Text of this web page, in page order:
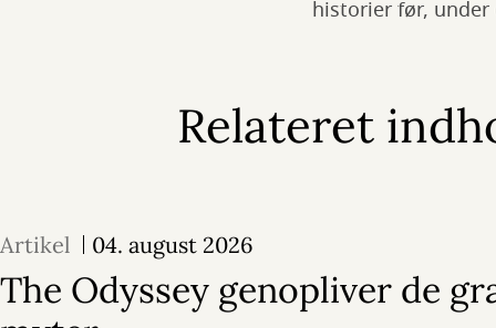
historier før, under
Relateret
Artikel 04. august 2026
The Odyssey genopliver de